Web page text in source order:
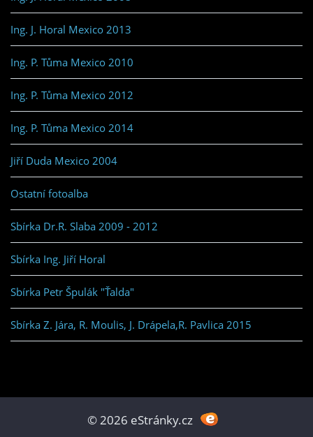
Ing. J. Horal Mexico 2013
Ing. P. Tůma Mexico 2010
Ing. P. Tůma Mexico 2012
Ing. P. Tůma Mexico 2014
Jiří Duda Mexico 2004
Ostatní fotoalba
Sbírka Dr.R. Slaba 2009 - 2012
Sbírka Ing. Jiří Horal
Sbírka Petr Špulák "Ťalda"
Sbírka Z. Jára, R. Moulis, J. Drápela,R. Pavlica 2015
© 2026 eStránky.cz